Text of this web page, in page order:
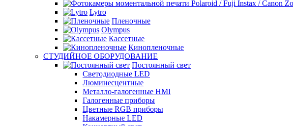
Lytro
Пленочные
Olympus
Кассетные
Кинопленочные
СТУДИЙНОЕ ОБОРУДОВАНИЕ
Постоянный свет
Светодиодные LED
Люминесцентные
Металло-галогенные HMI
Галогенные приборы
Цветные RGB приборы
Накамерные LED